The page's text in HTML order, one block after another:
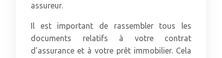
assureur.
Il est important de rassembler tous les
documents relatifs à votre contrat
d’assurance et à votre prêt immobilier. Cela